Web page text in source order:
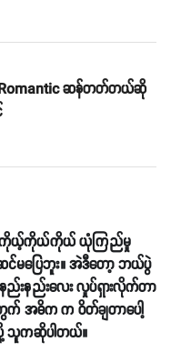
Romantic ဆန်တတ်တယ်ဆို
က် ကိုယ့်ကိုယ်ကိုယ် ယုံကြည်မှု
မပြေဘူး။ အဲဒီတော့ ဘယ်ပွဲ
းနည်းလေး လှုပ်ရှားလိုက်တာ
အဓိက က ဝိတ်ချတာပေါ့
လို့ သူကဆိုပါတယ်။